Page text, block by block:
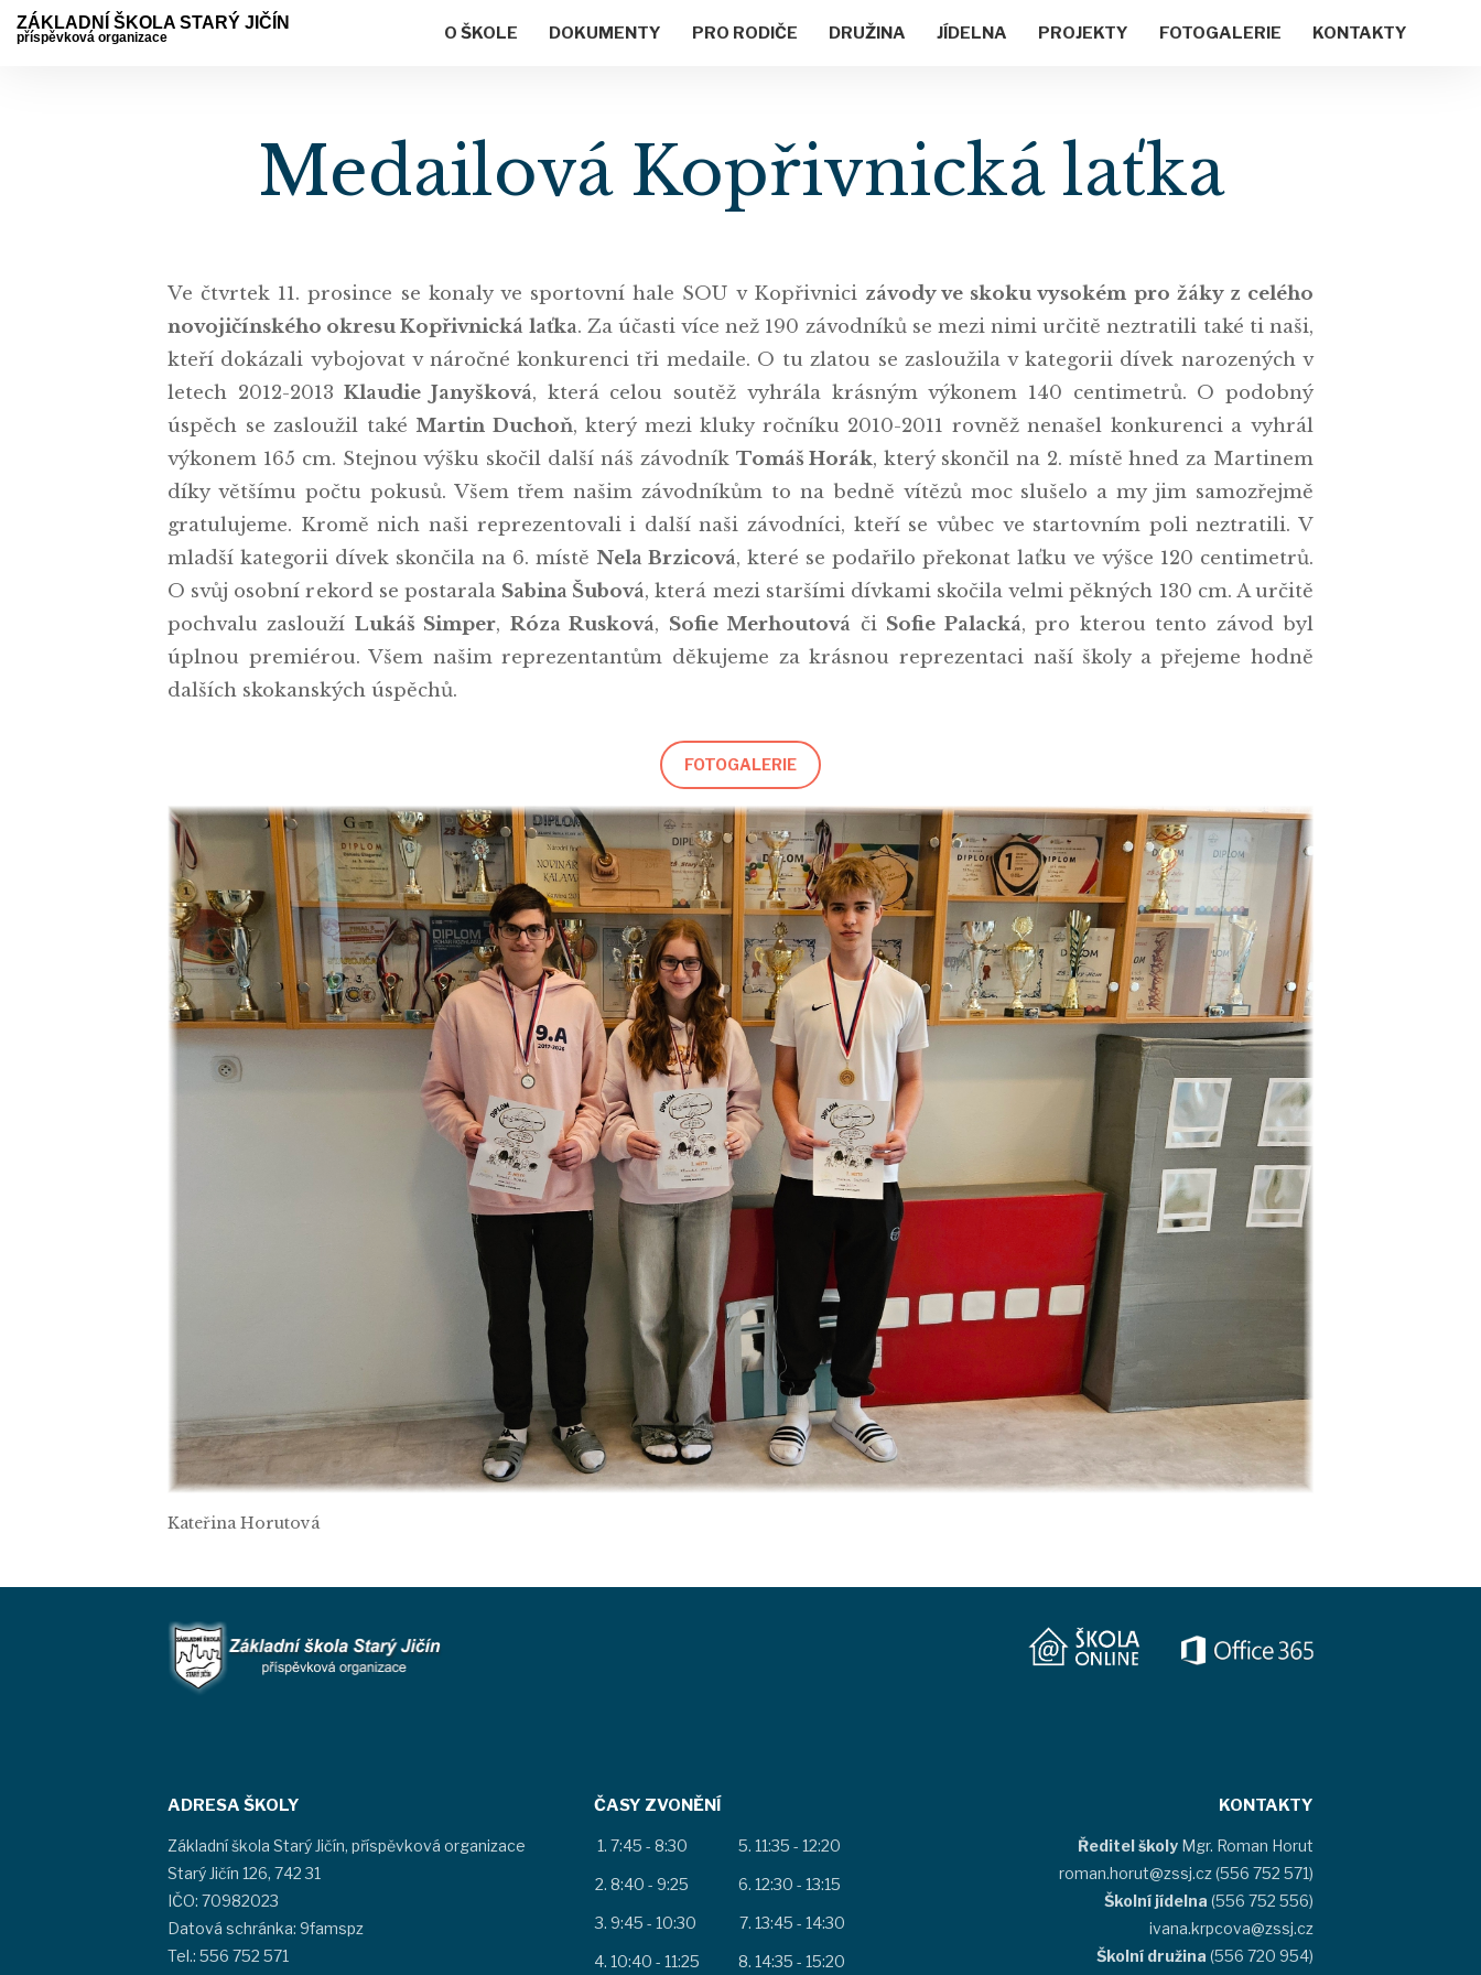
ZÁKLADNÍ ŠKOLA STARÝ JIČÍN
příspěvková organizace O ŠKOLE DOKUMENTY PRO RODIČE DRUŽINA JÍDELNA PROJEKTY FOTOGALERIE KONTAKTY
Medailová Kopřivnická laťka
Ve čtvrtek 11. prosince se konaly ve sportovní hale SOU v Kopřivnici závody ve skoku vysokém pro žáky z celého
novojičínského okresu Kopřivnická laťka. Za účasti více než 190 závodníků se mezi nimi určitě neztratili také ti naši,
kteří dokázali vybojovat v náročné konkurenci tři medaile. O tu zlatou se zasloužila v kategorii dívek narozených v
letech 2012-2013Klaudie Janyšková, která celou soutěž vyhrála krásným výkonem 140 centimetrů. O podobný
úspěch se zasloužil také Martin Duchoň, který mezi kluky ročníku 2010-2011 rovněž nenašel konkurenci a vyhrál
výkonem 165 cm. Stejnou výšku skočil další náš závodník Tomáš Horák, který skončil na 2. místě hned za Martinem
díky většímu počtu pokusů. Všem třem našim závodníkům to na bedně vítězů moc slušelo a my jim samozřejmě
gratulujeme. Kromě nich naši reprezentovali i další naši závodníci, kteří se vůbec ve startovním poli neztratili. V
mladší kategorii dívek skončila na 6. místě Nela Brzicová, které se podařilo překonat laťku ve výšce 120 centimetrů.
O svůj osobní rekord se postarala Sabina Šubová, která mezi staršími dívkami skočila velmi pěkných 130 cm. A určitě
pochvalu zaslouží Lukáš Simper, Róza Rusková, Sofie Merhoutová či Sofie Palacká, pro kterou tento závod byl
úplnou premiérou. Všem našim reprezentantům děkujeme za krásnou reprezentaci naší školy a přejeme hodně
dalších skokanských úspěchů.
FOTOGALERIE
Kateřina Horutová
ADRESA ŠKOLY
Základní škola Starý Jičín, příspěvková organizace
Starý Jičín 126, 742 31
IČO: 70982023
Datová schránka: 9famspz
Tel.: 556 752 571
ČASY ZVONĚNÍ
7:45 - 8:30
8:40 - 9:25
9:45 - 10:30
10:40 - 11:25
11:35 - 12:20
12:30 - 13:15
13:45 - 14:30
14:35 - 15:20
KONTAKTY
Ředitel školy Mgr. Roman Horut
roman.horut@zssj.cz (556 752 571)
Školní jídelna (556 752 556)
ivana.krpcova@zssj.cz
Školní družina (556 720 954)